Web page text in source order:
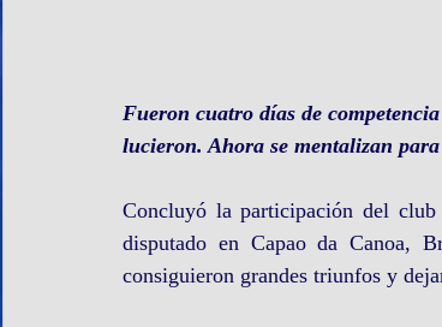
Fueron cuatro días de
lucieron. Ahora se mentalizan
Concluyó la participación del
disputado en Capao da Canoa,
consiguieron grandes triunfos y